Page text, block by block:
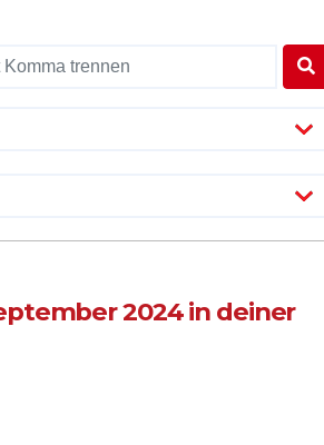
2024 in deiner